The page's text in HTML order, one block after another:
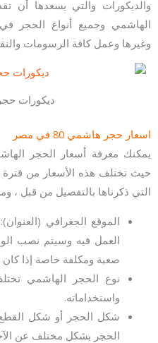
والديكورات والتي يسعدها أن
الهاشمي وجميع أنواع الحجر
وغيرها وعمل كافة الرسومات
ديكورات
اسعار حجر هاشمي 80 في مصر
يمكنك معرفة أسعار الحجر
حيث تختلف هذه الأسعار من
التي ذكرناها بالتفصيل من قبل ،
الموقع الجغرافي
العمل فيه وسيتم نصب
صعبة ومكلفة خاصة إذا كان
نوع الحجر الهاشمي
واستخداماته.
شكل الحجر أو شكل
الحجر بشكل مختلف عن